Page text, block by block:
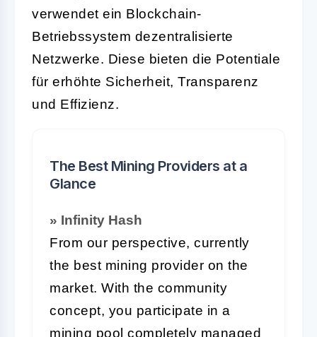
verwendet ein Blockchain-
Betriebssystem dezentralisierte
Netzwerke. Diese bieten die Potentiale
für erhöhte Sicherheit, Transparenz
und Effizienz.
The Best Mining Providers at a
Glance
» Infinity Hash
From our perspective, currently
the best mining provider on the
market. With the community
concept, you participate in a
mining pool completely managed